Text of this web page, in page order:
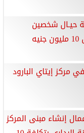
حيـال شخصين
في مركز إيتاي البارود
إنشاء مبنى المركز